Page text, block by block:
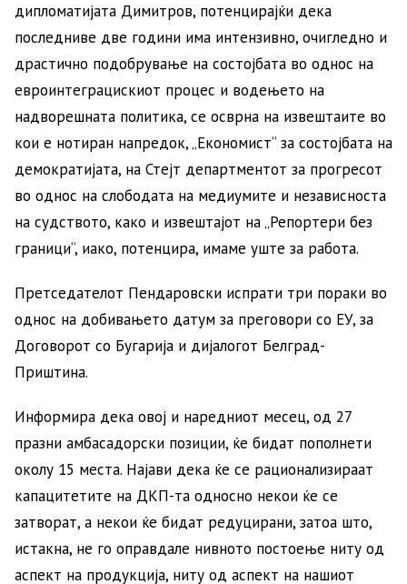
дипломатијата Димитров, потенцирајќи дека
последниве две години има интензивно, очигледно и
драстично подобрување на состојбата во однос на
евроинтеграцискиот процес и водењето на
надворешната политика, се осврна на извештаите во
кои е нотиран напредок, „Економист“ за состојбата на
демократијата, на Стејт департментот за прогресот
во однос на слободата на медиумите и независноста
на судството, како и извештајот на „Репортери без
граници“, иако, потенцира, имаме уште за работа.
Претседателот Пендаровски испрати три пораки во
однос на добивањето датум за преговори со ЕУ, за
Договорот со Бугарија и дијалогот Белград-
Приштина.
Информира дека овој и наредниот месец, од 27
празни амбасадорски позиции, ќе бидат пополнети
околу 15 места. Најави дека ќе се рационализираат
капацитетите на ДКП-та односно некои ќе се
затворат, а некои ќе бидат редуцирани, затоа што,
истакна, не го оправдале нивното постоење ниту од
аспект на продукција, ниту од аспект на нашиот